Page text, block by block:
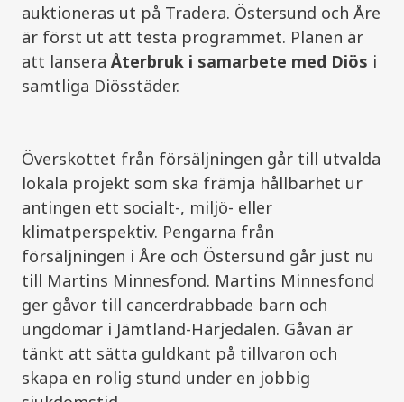
auktioneras ut på Tradera. Östersund och Åre
är först ut att testa programmet. Planen är
att lansera Återbruk i samarbete med Diös i
samtliga Diösstäder.
Överskottet från försäljningen går till utvalda
lokala projekt som ska främja hållbarhet ur
antingen ett socialt-, miljö- eller
klimatperspektiv. Pengarna från
försäljningen i Åre och Östersund går just nu
till Martins Minnesfond. Martins Minnesfond
ger gåvor till cancerdrabbade barn och
ungdomar i Jämtland-Härjedalen. Gåvan är
tänkt att sätta guldkant på tillvaron och
skapa en rolig stund under en jobbig